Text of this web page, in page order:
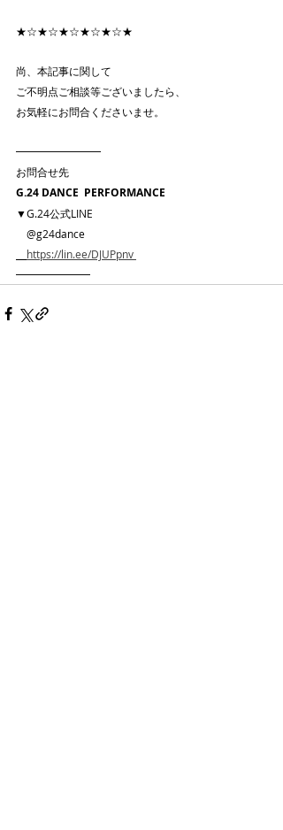
★☆★☆★☆★☆★☆★
尚、本記事に関して
ご不明点ご相談等ございましたら、
お気軽にお問合くださいませ。
━━━━━━━━
お問合せ先
G.24 DANCE  PERFORMANCE
▼G.24公式LINE
@g24dance
https://lin.ee/DJUPpnv
━━━━━━━